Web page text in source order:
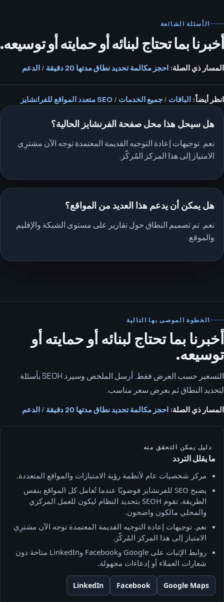
الأسئلة الشائعة
أخبرنا بما تحتاج لبنائه أو حمايته أو توسيعه.
المسار ذي الصلة: احجز مكالمة تحديد نطاق مدتها 20 دقيقة / الدعم
انظر أيضاً: الباقات / جميع الخدمات / SEO متعدد المواقع للفرانشايز
هل سيحل هذا محل صفحة الفرنشايز الحالية؟
نعم. توجيهات إعادة التوجيه القديمة المعتمدة توجه الآن مشترِي
الامتياز إلى هذا المركز المُركّز.
هل يمكن أن يدعم هذا العديد من المواقع؟
نعم. تم تصميم النطاق حول تقارير على مستوى الشبكة والإقليم
والموقع.
الخطوة الموصى بها التالية
أخبرنا بما تحتاج لبنائه أو حمايته أو
توسيعه.
التسعير حسب العرض فقط. أرسل الملخص وسيرد SEOH بأسئلة
لتحديد النطاق ثم بعرض سعر مناسب.
المسار ذي الصلة: احجز مكالمة تحديد نطاق مدتها 20 دقيقة / الدعم
دليل يمكن التحقق منه
ما يقلل التردد
مركز شخصيات عام لأنظمة رؤية الامتيازات والمواقع المتعددة.
يصبح SEO للفرنشايز فوضويًا عندما تُعامل كل المواقع بنفس
الطريقة. تقوم SEOH بتحديد النظام ليكون للعمل المركزي
والمحلي مالكون واضحون.
نعم. توجيهات إعادة التوجيه القديمة المعتمدة توجه الآن مشترِي
الامتياز إلى هذا المركز المُركّز.
روابط الإثبات على Google وFacebook وLinkedIn متاحة دون
شعارات العملاء أو إدعاءات مجهولة.
Google Maps
Facebook
LinkedIn